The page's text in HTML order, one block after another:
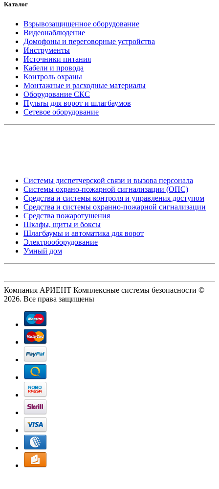
Каталог
Взрывозащищенное оборудование
Видеонаблюдение
Домофоны и переговорные устройства
Инструменты
Источники питания
Кабели и провода
Контроль охраны
Монтажные и расходные материалы
Оборудование СКС
Пульты для ворот и шлагбаумов
Сетевое оборудование
Системы диспетчерской связи и вызова персонала
Системы охрано-пожарной сигнализации (ОПС)
Средства и системы контроля и управления доступом
Средства и системы охранно-пожарной сигнализации
Средства пожаротушения
Шкафы, щиты и боксы
Шлагбаумы и автоматика для ворот
Электрооборудование
Умный дом
Компания АРИЕНТ Комплексные системы безопасности ©
2026. Все права защищены